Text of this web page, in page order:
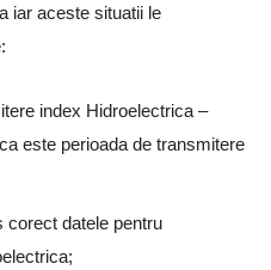
iar aceste situatii le
index Hidroelectrica –
este perioada de transmitere
corect datele pentru